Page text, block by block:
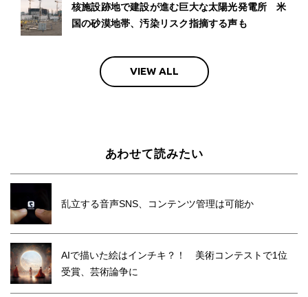
核施設跡地で建設が進む巨大な太陽光発電所 米
国の砂漠地帯、汚染リスク指摘する声も
VIEW ALL
あわせて読みたい
乱立する音声SNS、コンテンツ管理は可能か
AIで描いた絵はインチキ？！ 美術コンテストで1位
受賞、芸術論争に